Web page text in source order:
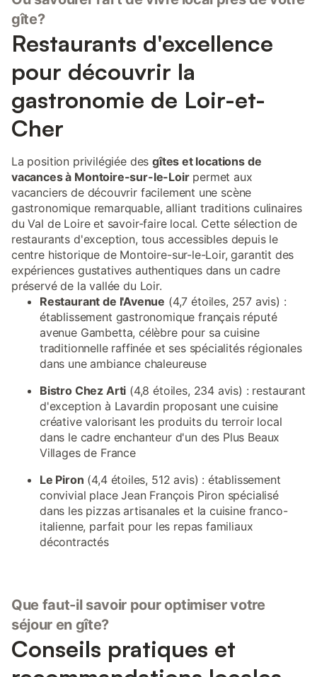
gîte?
Restaurants d'excellence
pour découvrir la
gastronomie de Loir-et-
Cher
La position privilégiée desgîtes et locations de
vacances à Montoire-sur-le-Loirpermet aux
vacanciers de découvrir facilement une scène
gastronomique remarquable, alliant traditions culinaires
du Val de Loire et savoir-faire local. Cette sélection de
restaurants d'exception, tous accessibles depuis le
centre historique de Montoire-sur-le-Loir, garantit des
expériences gustatives authentiques dans un cadre
préservé de la vallée du Loir.
Restaurant de l'Avenue (4,7 étoiles, 257 avis) :
établissement gastronomique français réputé
avenue Gambetta, célèbre pour sa cuisine
traditionnelle raffinée et ses spécialités régionales
dans une ambiance chaleureuse
Bistro Chez Arti (4,8 étoiles, 234 avis) : restaurant
d'exception à Lavardin proposant une cuisine
créative valorisant les produits du terroir local
dans le cadre enchanteur d'un des Plus Beaux
Villages de France
Le Piron (4,4 étoiles, 512 avis) : établissement
convivial place Jean François Piron spécialisé
dans les pizzas artisanales et la cuisine franco-
italienne, parfait pour les repas familiaux
décontractés
Que faut-il savoir pour optimiser votre
séjour en gîte?
Conseils pratiques et